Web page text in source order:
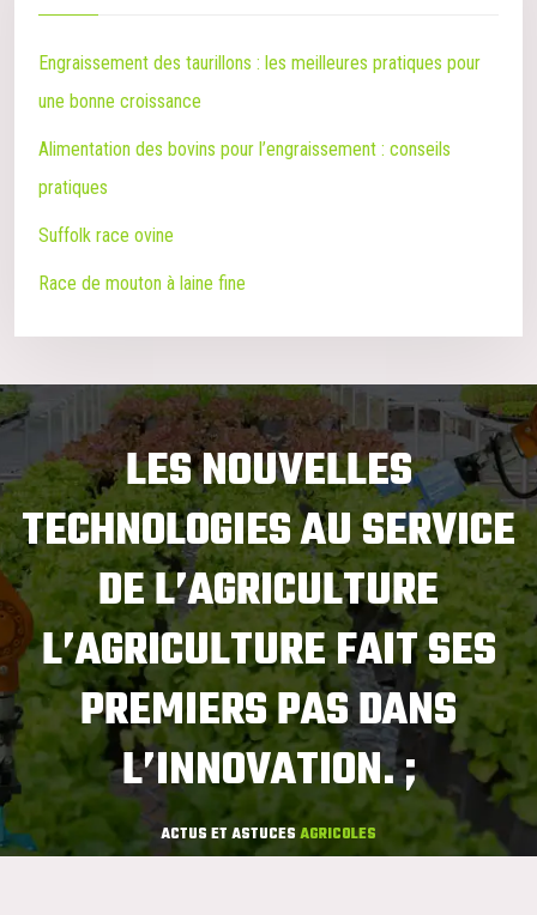
Engraissement des taurillons : les meilleures pratiques pour
une bonne croissance
Alimentation des bovins pour l’engraissement : conseils
pratiques
Suffolk race ovine
Race de mouton à laine fine
LES NOUVELLES
TECHNOLOGIES AU SERVICE
DE L’AGRICULTURE
L’AGRICULTURE FAIT SES
PREMIERS PAS DANS
L’INNOVATION. ;
ACTUS ET ASTUCES AGRICOLES